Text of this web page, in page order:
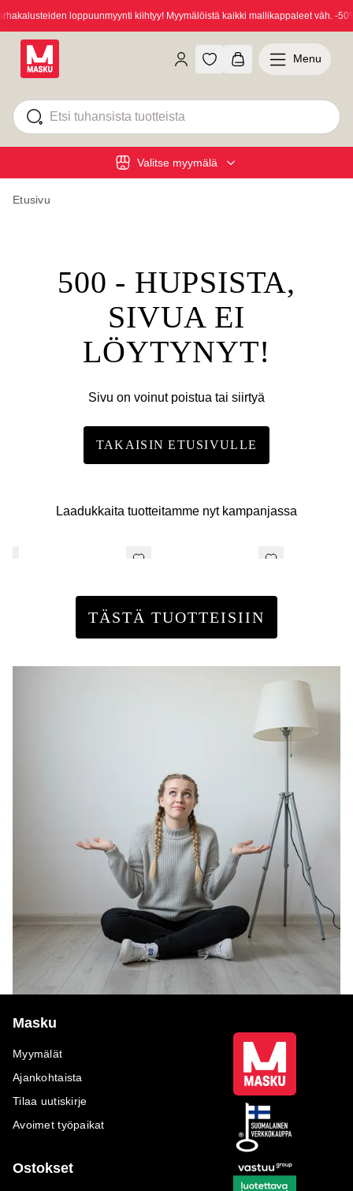
loppuunmyynti kiihtyy! Myymälöistä kaikki mallikappaleet väh. -50%!
Valitse myymälä
Menu
Etusivu
500 - HUPSISTA,
SIVUA EI
LÖYTYNYT!
Sivu on voinut poistua tai siirtyä
TAKAISIN ETUSIVULLE
Laadukkaita tuotteitamme nyt kampanjassa
TÄSTÄ TUOTTEISIIN
Masku
Myymälät
Ajankohtaista
Tilaa uutiskirje
Avoimet työpaikat
Ostokset